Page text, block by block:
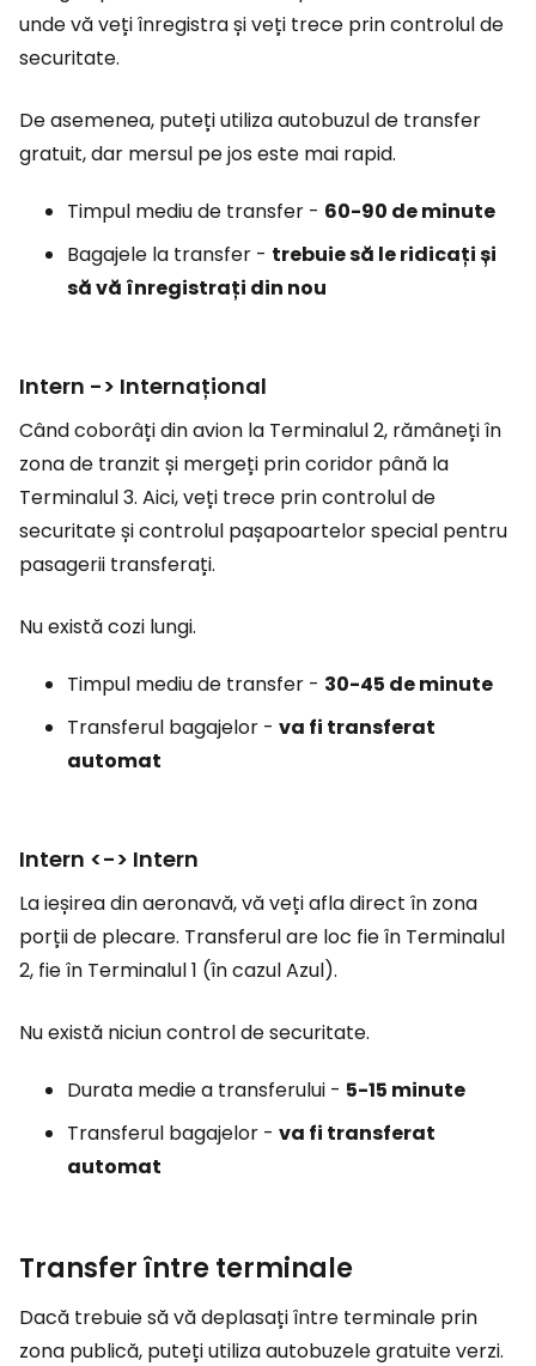
unde vă veți înregistra și veți trece prin controlul de
securitate.
De asemenea, puteți utiliza autobuzul de transfer
gratuit, dar mersul pe jos este mai rapid.
Timpul mediu de transfer - 60-90 de minute
Bagajele la transfer - trebuie să le ridicați și
să vă înregistrați din nou
Intern -> Internațional
Când coborâți din avion la Terminalul 2, rămâneți în
zona de tranzit și mergeți prin coridor până la
Terminalul 3. Aici, veți trece prin controlul de
securitate și controlul pașapoartelor special pentru
pasagerii transferați.
Nu există cozi lungi.
Timpul mediu de transfer - 30-45 de minute
Transferul bagajelor - va fi transferat
automat
Intern <-> Intern
La ieșirea din aeronavă, vă veți afla direct în zona
porții de plecare. Transferul are loc fie în Terminalul
2, fie în Terminalul 1 (în cazul Azul).
Nu există niciun control de securitate.
Durata medie a transferului - 5-15 minute
Transferul bagajelor - va fi transferat
automat
Transfer între terminale
Dacă trebuie să vă deplasați între terminale prin
zona publică, puteți utiliza autobuzele gratuite verzi.